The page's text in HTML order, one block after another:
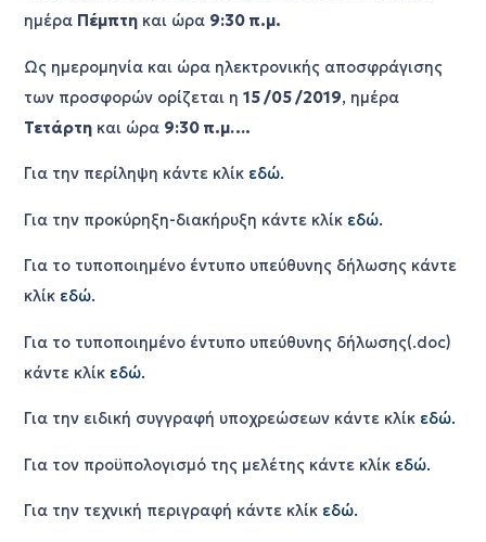
ημέρα Πέμπτηκαι ώρα 9:30 π.μ.
Ως ημερομηνία και ώρα ηλεκτρονικής αποσφράγισης
των προσφορών ορίζεται η 15 /05 /2019, ημέρα
Τετάρτηκαι ώρα 9:30 π.μ….
Για την περίληψη κάντε κλίκ εδώ.
Για την προκύρηξη-διακήρυξη κάντε κλίκ εδώ.
Για το τυποποιημένο έντυπο υπεύθυνης δήλωσης κάντε
κλίκ εδώ.
Για το τυποποιημένο έντυπο υπεύθυνης δήλωσης(.doc)
κάντε κλίκ εδώ.
Για την ειδική συγγραφή υποχρεώσεων κάντε κλίκ εδώ.
Για τον προϋπολογισμό της μελέτης κάντε κλίκ εδώ.
Για την τεχνική περιγραφή κάντε κλίκ εδώ.